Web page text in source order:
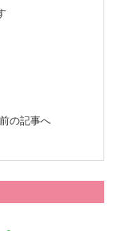
前の記事へ